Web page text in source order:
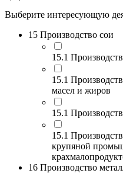
Выберите интересующую
15 Производство сои
15.1
15.1
масел и жиров
15.1
15.1
крупяной
16 Производство